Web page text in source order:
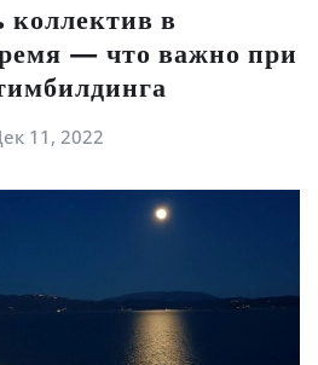
в
— что важно при
11, 2022